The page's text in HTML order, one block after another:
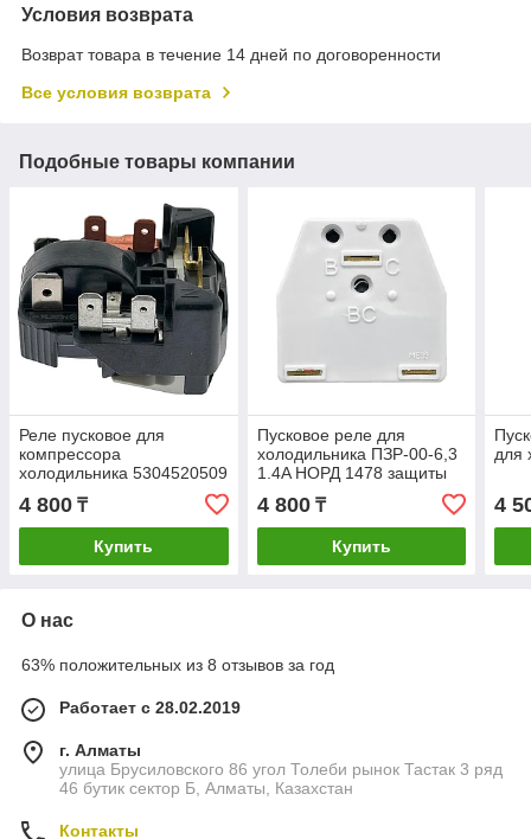
Условия возврата
Возврат товара в течение 14 дней по договоренности
Все условия возврата
Подобные товары компании
Реле пусковое для
компрессора
холодильника 5304520509
4 800 ₸
Купить
Пусковое реле для
холодильника ПЗР-00-6,3
1.4A НОРД 1478 защиты
мотора-компрессора
RF03W16
4 800₸
Купить
для
4
О нас
63% положительных из 8 отзывов за год
Работает с 28.02.2019
г. Алматы
улица Брусиловского 86 угол Толеби рынок Тастак 3 ряд
46 бутик сектор Б, Алматы, Казахстан
Контакты